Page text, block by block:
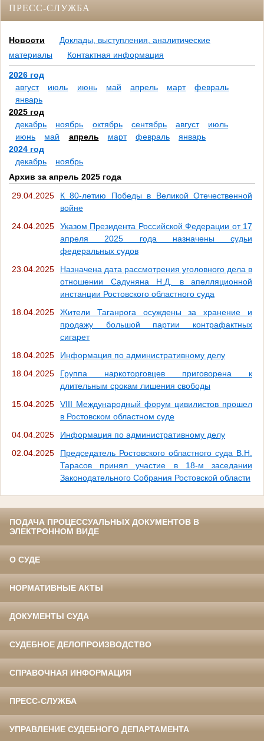
ПРЕСС-СЛУЖБА
Новости
Доклады, выступления, аналитические
материалы
Контактная информация
2026 год
август
июль июнь май апрель март
февраль
январь
2025 год
декабрь
ноябрь октябрь сентябрь август
июль
июнь
май апрель март февраль
январь
2024 год
декабрь
ноябрь
Архив за апрель 2025 года
29.04.2025
К 80-летию Победы в Великой Отечественной
войне
24.04.2025
Указом Президента Российской Федерации от 17
апреля 2025 года назначены судьи
федеральных судов
23.04.2025
Назначена дата рассмотрения уголовного дела в
отношении Садуняна Н.Д. в апелляционной
инстанции Ростовского областного суда
18.04.2025
Жители Таганрога осуждены за хранение и
продажу большой партии контрафактных
сигарет
18.04.2025
Информация по административному делу
18.04.2025
Группа наркоторговцев приговорена к
длительным срокам лишения свободы
15.04.2025
VIII Международный форум цивилистов прошел
в Ростовском областном суде
04.04.2025
Информация по административному делу
02.04.2025
Председатель Ростовского областного суда В.Н.
Тарасов принял участие в 18-м заседании
Законодательного Собрания Ростовской области
ПОДАЧА ПРОЦЕССУАЛЬНЫХ ДОКУМЕНТОВ В
ЭЛЕКТРОННОМ ВИДЕ
О СУДЕ
НОРМАТИВНЫЕ АКТЫ
ДОКУМЕНТЫ СУДА
СУДЕБНОЕ ДЕЛОПРОИЗВОДСТВО
СПРАВОЧНАЯ ИНФОРМАЦИЯ
ПРЕСС-СЛУЖБА
УПРАВЛЕНИЕ СУДЕБНОГО ДЕПАРТАМЕНТА